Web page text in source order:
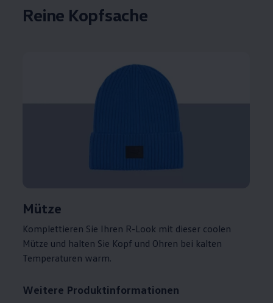
Reine Kopfsache
Mütze
Komplettieren Sie Ihren R-Look mit dieser coolen
Mütze und halten Sie Kopf und Ohren bei kalten
Temperaturen warm.
Weitere Produktinformationen